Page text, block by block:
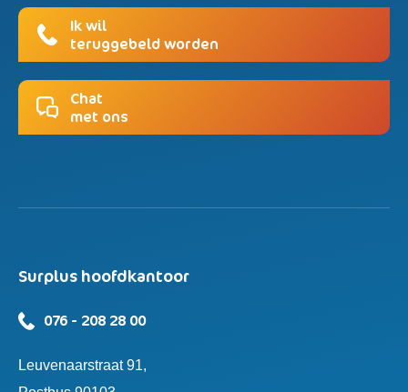
Ik wil
teruggebeld worden
Chat
met ons
Surplus hoofdkantoor
076 - 208 28 00
Leuvenaarstraat 91,